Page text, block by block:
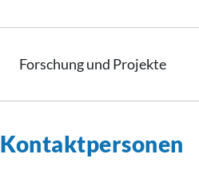
Forschung und Projekte
Kontaktpersonen